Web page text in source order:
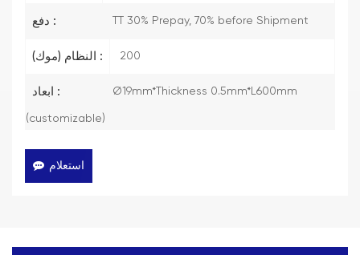
دفع : TT 30% Prepay, 70% before Shipment
النظام (موك) : 200
ابعاد : Ø19mm*Thickness 0.5mm*L600mm
(customizable)
استعلام